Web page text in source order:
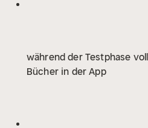
während der Testphase
Bücher in der App